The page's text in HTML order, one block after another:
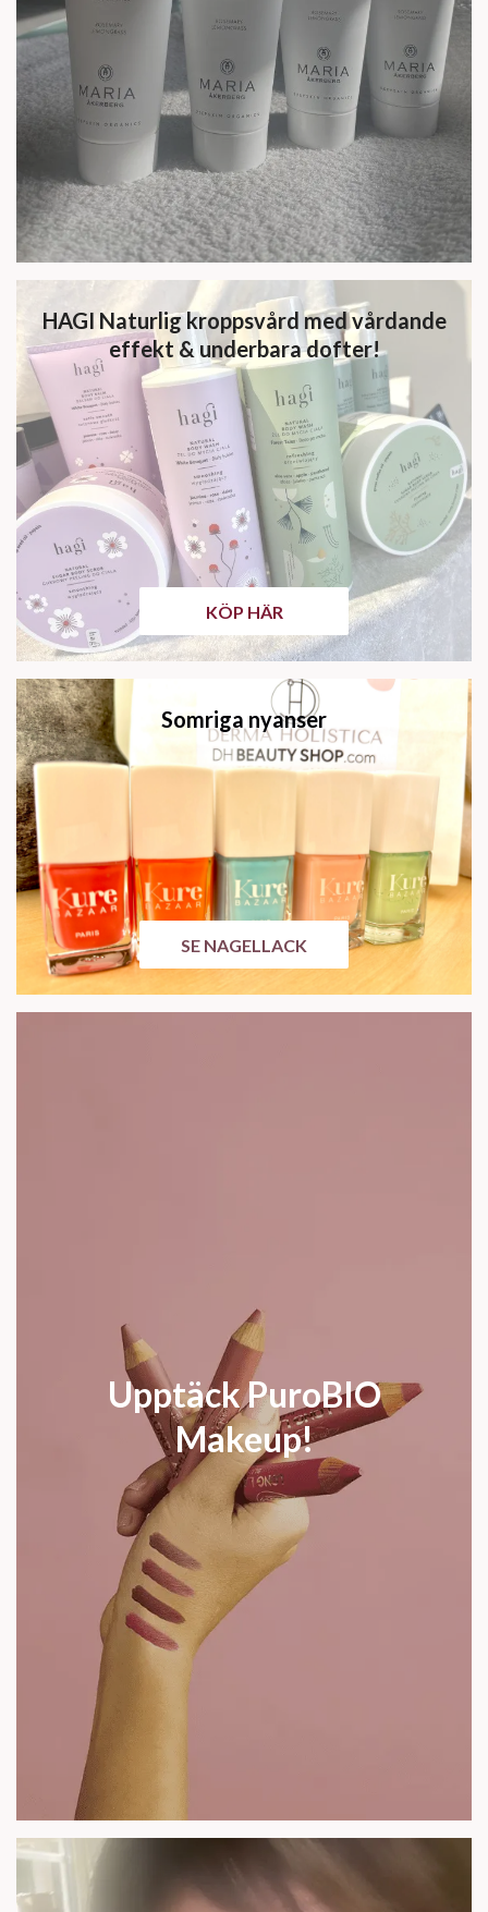
HAGI Naturlig kroppsvård med vårdande
effekt & underbara dofter!
KÖP HÄR
Somriga nyanser
SE NAGELLACK
Upptäck PuroBIO
Makeup!